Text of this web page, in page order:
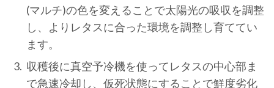
(マルチ)の色を変えることで太陽光の吸収を調整
し、よりレタスに合った環境を調整し育ててい
ます。
収穫後に真空予冷機を使ってレタスの中心部ま
で急速冷却し、仮死状態にすることで鮮度劣化